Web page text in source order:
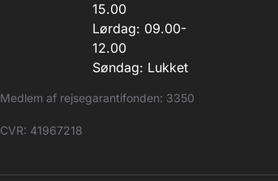
15.00
Lørdag: 09.00-
12.00
Søndag: Lukket
Medlem af rejsegarantifonden: 3350
CVR: 41967218